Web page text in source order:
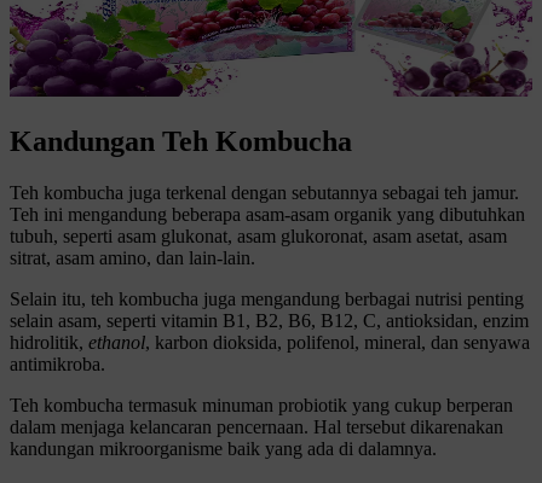
Kandungan Teh Kombucha
Teh kombucha juga terkenal dengan sebutannya sebagai teh jamur.
Teh ini mengandung beberapa asam-asam organik yang dibutuhkan
tubuh, seperti asam glukonat, asam glukoronat, asam asetat, asam
sitrat, asam amino, dan lain-lain.
Selain itu, teh kombucha juga mengandung berbagai nutrisi penting
selain asam, seperti vitamin B1, B2, B6, B12, C, antioksidan, enzim
hidrolitik, ethanol, karbon dioksida, polifenol, mineral, dan senyawa
antimikroba.
Teh kombucha termasuk minuman probiotik yang cukup berperan
dalam menjaga kelancaran pencernaan. Hal tersebut dikarenakan
kandungan mikroorganisme baik yang ada di dalamnya.